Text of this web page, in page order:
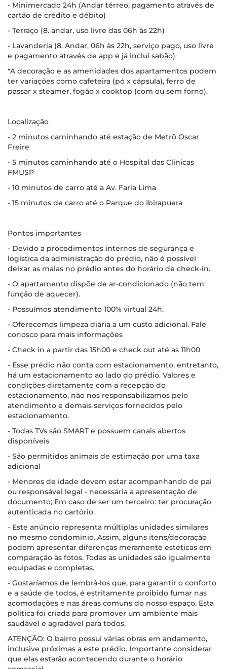
- Minimercado 24h (Andar térreo, pagamento através de
cartão de crédito e débito)
- Terraço (8. andar, uso livre das 06h às 22h)
- Lavanderia (8. Andar, 06h às 22h, serviço pago, uso livre
e pagamento através de app e já inclui sabão)
*A decoração e as amenidades dos apartamentos podem
ter variações como cafeteira (pó x cápsula), ferro de
passar x steamer, fogão x cooktop (com ou sem forno).
Localização
- 2 minutos caminhando até estação de Metrô Oscar
Freire
- 5 minutos caminhando até o Hospital das Clínicas
FMUSP
- 10 minutos de carro até a Av. Faria Lima
- 15 minutos de carro até o Parque do Ibirapuera
Pontos importantes
- Devido a procedimentos internos de segurança e
logística da administração do prédio, não é possível
deixar as malas no prédio antes do horário de check-in.
- O apartamento dispõe de ar-condicionado (não tem
função de aquecer).
- Possuímos atendimento 100% virtual 24h.
- Oferecemos limpeza diária a um custo adicional. Fale
conosco para mais informações
- Check in a partir das 15h00 e check out até as 11h00
- Esse prédio não conta com estacionamento, entretanto,
há um estacionamento ao lado do prédio. Valores e
condições diretamente com a recepção do
estacionamento, não nos responsabilizamos pelo
atendimento e demais serviços fornecidos pelo
estacionamento.
- Todas TVs são SMART e possuem canais abertos
disponíveis
- São permitidos animais de estimação por uma taxa
adicional
- Menores de idade devem estar acompanhando de pai
ou responsável legal - necessária a apresentação de
documento; Em caso de ser um terceiro: ter procuração
autenticada no cartório.
- Este anúncio representa múltiplas unidades similares
no mesmo condomínio. Assim, alguns itens/decoração
podem apresentar diferenças meramente estéticas em
comparação às fotos. Todas as unidades são igualmente
equipadas e completas.
- Gostaríamos de lembrá-los que, para garantir o conforto
e a saúde de todos, é estritamente proibido fumar nas
acomodações e nas áreas comuns do nosso espaço. Esta
política foi criada para promover um ambiente mais
saudável e agradável para todos.
ATENÇÃO: O bairro possui várias obras em andamento,
inclusive próximas a este prédio. Importante considerar
que elas estarão acontecendo durante o horário